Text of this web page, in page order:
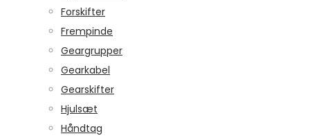
Forskifter
Frempinde
Geargrupper
Gearkabel
Gearskifter
Hjulsæt
Håndtag